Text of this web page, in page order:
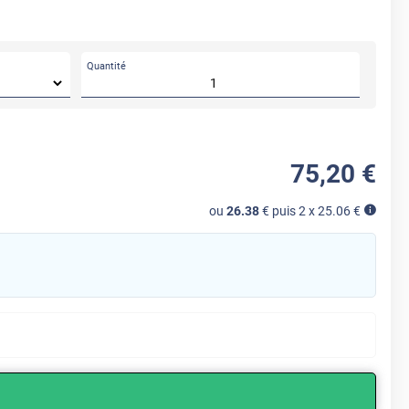
Quantité
75,20 €
ou 26.38€ puis 2 x25.06€